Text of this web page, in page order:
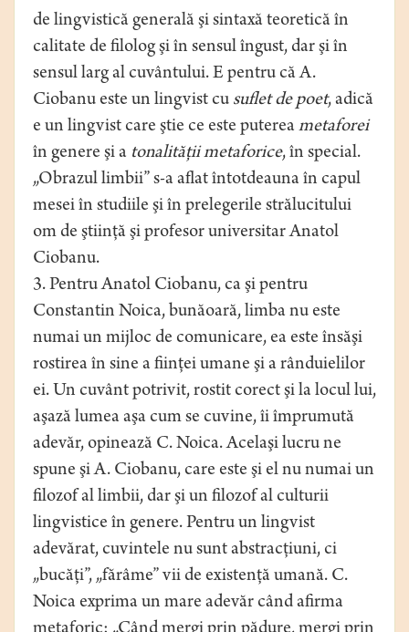
de lingvistică generală şi sintaxă teoretică în
calitate de filolog şi în sensul îngust, dar şi în
sensul larg al cuvântului. E pentru că A.
Ciobanu este un lingvist cu suflet de poet, adică
e un lingvist care ştie ce este puterea metaforei
în genere şi a tonalităţii metaforice, în special.
„Obrazul limbii” s-a aflat întotdeauna în capul
mesei în studiile şi în prelegerile strălucitului
om de ştiinţă şi profesor universitar Anatol
Ciobanu.
3. Pentru Anatol Ciobanu, ca şi pentru
Constantin Noica, bunăoară, limba nu este
numai un mijloc de comunicare, ea este însăşi
rostirea în sine a fiinţei umane şi a rânduielilor
ei. Un cuvânt potrivit, rostit corect şi la locul lui,
aşază lumea aşa cum se cuvine, îi împrumută
adevăr, opinează C. Noica. Acelaşi lucru ne
spune şi A. Ciobanu, care este şi el nu numai un
filozof al limbii, dar şi un filozof al culturii
lingvistice în genere. Pentru un lingvist
adevărat, cuvintele nu sunt abstracţiuni, ci
„bucăţi”, „fărâme” vii de existenţă umană. C.
Noica exprima un mare adevăr când afirma